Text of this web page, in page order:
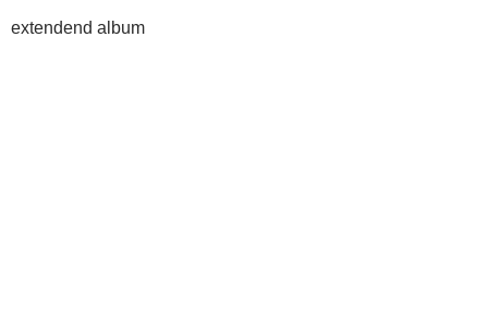
extendend album